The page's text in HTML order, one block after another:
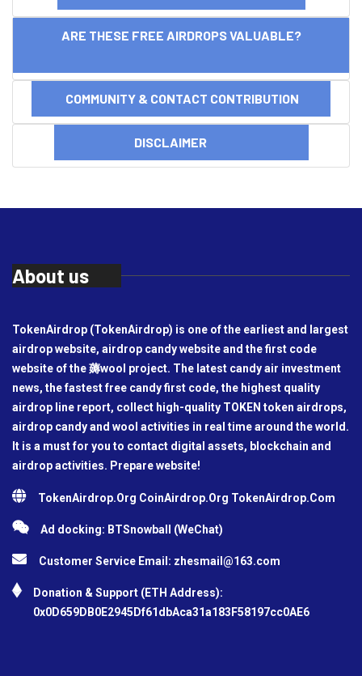
ARE THESE FREE AIRDROPS VALUABLE?
COMMUNITY & CONTACT CONTRIBUTION
DISCLAIMER
About us
TokenAirdrop (TokenAirdrop) is one of the earliest and largest
airdrop website, airdrop candy website and the first code
website of the 薅wool project. The latest candy air investment
news, the fastest free candy first code, the highest quality
airdrop line report, collect high-quality TOKEN token airdrops,
airdrop candy and wool activities in real time around the world.
It is a must for you to contact digital assets, blockchain and
airdrop activities. Prepare website!
TokenAirdrop.Org CoinAirdrop.Org TokenAirdrop.Com
Ad docking: BTSnowball (WeChat)
Customer Service Email: zhesmail@163.com
Donation & Support (ETH Address):
0x0D659DB0E2945Df61dbAca31a183F58197cc0AE6